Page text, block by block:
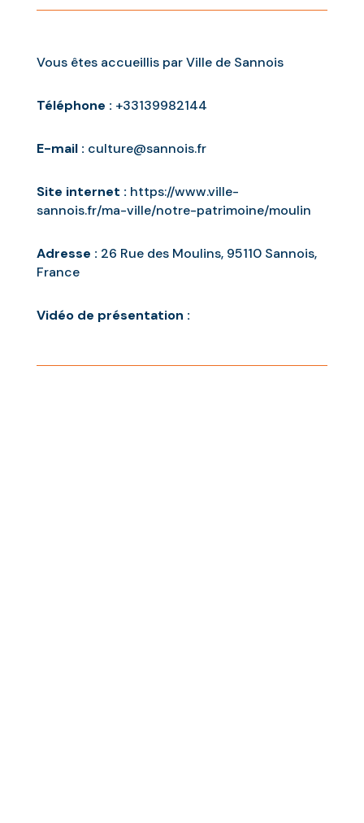
Vous êtes accueillis par Ville de Sannois
Téléphone : +33139982144
E-mail : culture@sannois.fr
Site internet : https://www.ville-
sannois.fr/ma-ville/notre-patrimoine/moulin
Adresse : 26 Rue des Moulins, 95110 Sannois,
France
Vidéo de présentation :